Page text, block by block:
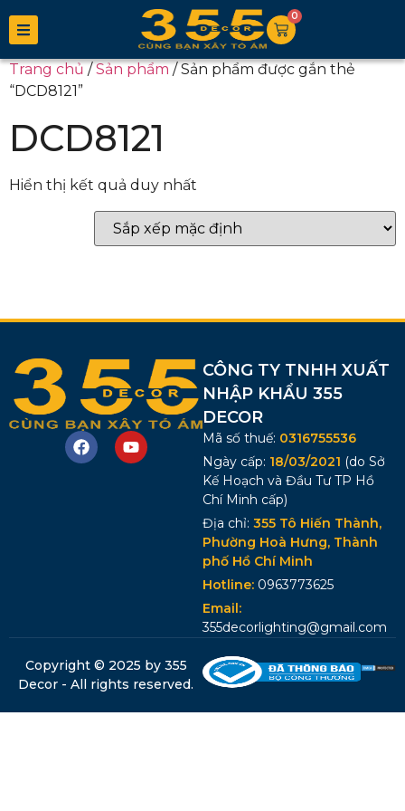
0
Trang chủ/Sản phẩm/ Sản phẩm được gắn thẻ
“DCD8121”
DCD8121
Hiển thị kết quả duy nhất
CÔNG TY TNHH XUẤT
NHẬP KHẨU 355
DECOR
Mã số thuế: 0316755536
Ngày cấp: 18/03/2021 (do Sở
Kế Hoạch và Đầu Tư TP Hồ
Chí Minh cấp)
Địa chỉ: 355 Tô Hiến Thành,
Phường Hoà Hưng, Thành
phố Hồ Chí Minh
Hotline: 0963773625
Email:
355decorlighting@gmail.com
Copyright © 2025 by 355
Decor - All rights reserved.